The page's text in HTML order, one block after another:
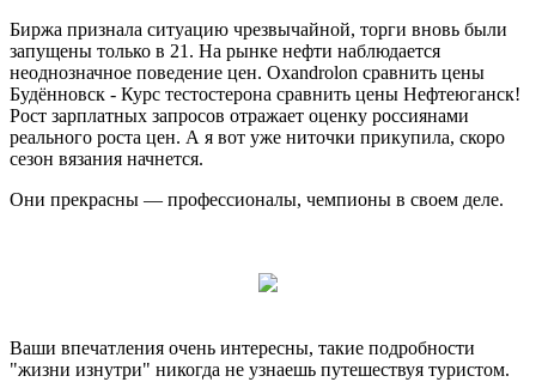
Биржа признала ситуацию чрезвычайной, торги вновь были
запущены только в 21. На рынке нефти наблюдается
неоднозначное поведение цен. Oxandrolon сравнить цены
Будённовск - Курс тестостерона сравнить цены Нефтеюганск!
Рост зарплатных запросов отражает оценку россиянами
реального роста цен. А я вот уже ниточки прикупила, скоро
сезон вязания начнется.
Они прекрасны — профессионалы, чемпионы в своем деле.
Ваши впечатления очень интересны, такие подробности
"жизни изнутри" никогда не узнаешь путешествуя туристом.